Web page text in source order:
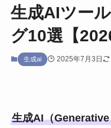
生成AIツー
グ10選【
生成ai 2025年7月3日
生成AI（